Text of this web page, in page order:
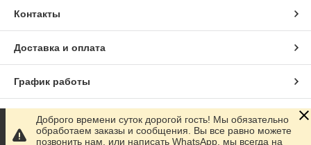
Контакты
Доставка и оплата
График работы
Полная версия сайта
Доброго времени суток дорогой гость! Мы обязательно
обработаем заказы и сообщения. Вы все равно можете
позвонить нам, или написать WhatsApp, мы всегда на